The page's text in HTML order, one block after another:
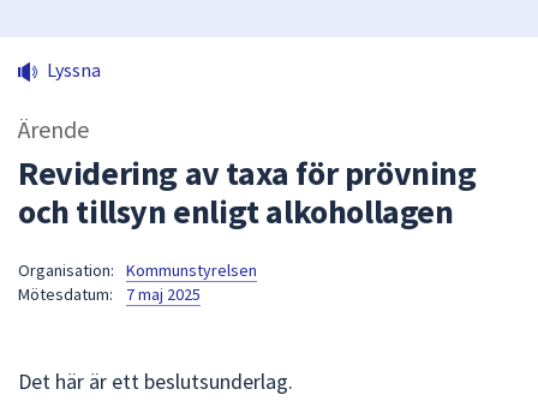
sökfältet
kommer
sökförslag
Lyssna
Ärende
Revidering av taxa för prövning
och tillsyn enligt alkohollagen
Organisation:
Kommunstyrelsen
Mötesdatum:
7 maj 2025
Det här är ett beslutsunderlag.